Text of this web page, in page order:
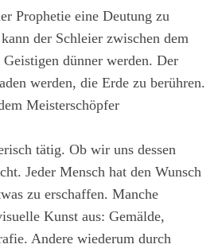
Prophetie eine Deutung zu
der Schleier zwischen dem
dünner werden. Der
werden, die Erde zu berühren.
Meisterschöpfer
tätig. Ob wir uns dessen
Jeder Mensch hat den Wunsch
zu erschaffen. Manche
Kunst aus: Gemälde,
Andere wiederum durch